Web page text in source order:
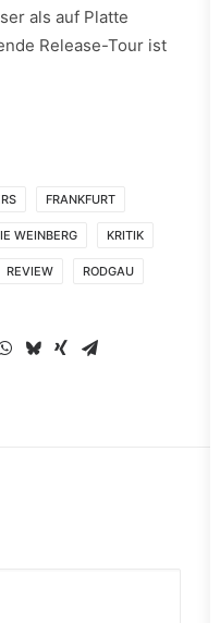
als auf Platte
Release-Tour ist
FRANKFURT
WEINBERG KRITIK
REVIEW RODGAU